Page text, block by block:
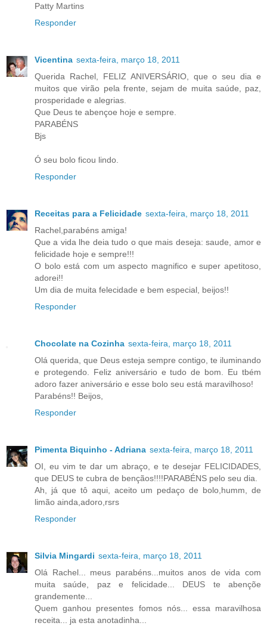
Patty Martins
Responder
Vicentina sexta-feira, março 18, 2011
Querida Rachel, FELIZ ANIVERSÁRIO, que o seu dia e
muitos que virão pela frente, sejam de muita saúde, paz,
prosperidade e alegrias.
Que Deus te abençoe hoje e sempre.
PARABÉNS
Bjs
Ó seu bolo ficou lindo.
Responder
Receitas para a Felicidade sexta-feira, março 18, 2011
Rachel,parabéns amiga!
Que a vida lhe deia tudo o que mais deseja: saude, amor e
felicidade hoje e sempre!!!
O bolo está com um aspecto magnifico e super apetitoso,
adorei!!
Um dia de muita felecidade e bem especial, beijos!!
Responder
Chocolate na Cozinha sexta-feira, março 18, 2011
Olá querida, que Deus esteja sempre contigo, te iluminando
e protegendo. Feliz aniversário e tudo de bom. Eu tbém
adoro fazer aniversário e esse bolo seu está maravilhoso!
Parabéns!! Beijos,
Responder
Pimenta Biquinho - Adriana sexta-feira, março 18, 2011
OI, eu vim te dar um abraço, e te desejar FELICIDADES,
que DEUS te cubra de bençãos!!!!PARABÉNS pelo seu dia.
Ah, já que tô aqui, aceito um pedaço de bolo,humm, de
limão ainda,adoro,rsrs
Responder
Silvia Mingardi sexta-feira, março 18, 2011
Olá Rachel... meus parabéns...muitos anos de vida com
muita saúde, paz e felicidade... DEUS te abençõe
grandemente...
Quem ganhou presentes fomos nós... essa maravilhosa
receita... ja esta anotadinha...